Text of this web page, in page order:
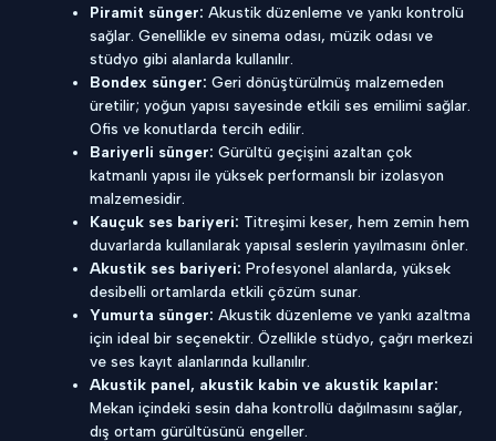
Piramit sünger: Akustik düzenleme ve yankı kontrolü
sağlar. Genellikle ev sinema odası, müzik odası ve
stüdyo gibi alanlarda kullanılır.
Bondex sünger: Geri dönüştürülmüş malzemeden
üretilir; yoğun yapısı sayesinde etkili ses emilimi sağlar.
Ofis ve konutlarda tercih edilir.
Bariyerli sünger: Gürültü geçişini azaltan çok
katmanlı yapısı ile yüksek performanslı bir izolasyon
malzemesidir.
Kauçuk ses bariyeri: Titreşimi keser, hem zemin hem
duvarlarda kullanılarak yapısal seslerin yayılmasını önler.
Akustik ses bariyeri: Profesyonel alanlarda, yüksek
desibelli ortamlarda etkili çözüm sunar.
Yumurta sünger: Akustik düzenleme ve yankı azaltma
için ideal bir seçenektir. Özellikle stüdyo, çağrı merkezi
ve ses kayıt alanlarında kullanılır.
Akustik panel, akustik kabin ve akustik kapılar:
Mekan içindeki sesin daha kontrollü dağılmasını sağlar,
dış ortam gürültüsünü engeller.